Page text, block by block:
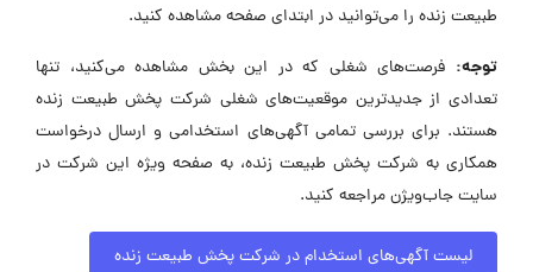
طبیعت زنده را می‌توانید در ابتدای صفحه مشاهده کنید.
توجه: فرصت‌های شغلی که در این بخش مشاهده می‌کنید، تنها
تعدادی از جدیدترین موقعیت‌های شغلی شرکت پخش طبیعت زنده
هستند. برای بررسی تمامی آگهی‌های استخدامی و ارسال درخواست
همکاری به شرکت پخش طبیعت زنده، به صفحه ویژه این شرکت در
سایت جاب‌ویژن مراجعه کنید.
لیست آگهی‌های استخدام در شرکت پخش طبیعت زنده